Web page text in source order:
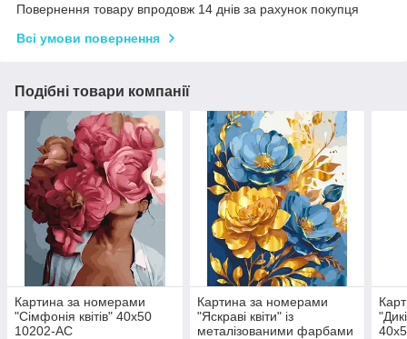
Повернення товару впродовж 14 днів за рахунок покупця
Всі умови повернення
Подібні товари компанії
Картина за номерами
"Сімфонія квітів" 40х50
10202-AC
Картина за номерами
"Яскраві квіти" із
металізованими фарбами